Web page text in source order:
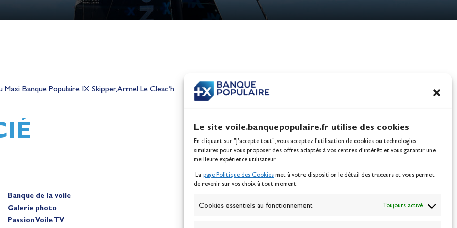
Le site voile.banquepopulaire.fr utilise des cookies
En cliquant sur "J'accepte tout", vous acceptez l’utilisation de cookies ou technologies
similaires pour vous proposer des offres adaptés à vos centres d’intérêt et vous garantir une
meilleure expérience utilisateur.
La page Politique des Cookies met à votre disposition le détail des traceurs et vous permet
de revenir sur vos choix à tout moment.
Cookies essentiels au fonctionnement Toujours activé
Banque Populaire IX. Skipper, Armel Le Cleac’h.
Berthomieu, vice-championnes
100% Glisse - Écoles
Banque de la voile
Galerie photo
Passion Voile TV
ABONNEZ-VOUS